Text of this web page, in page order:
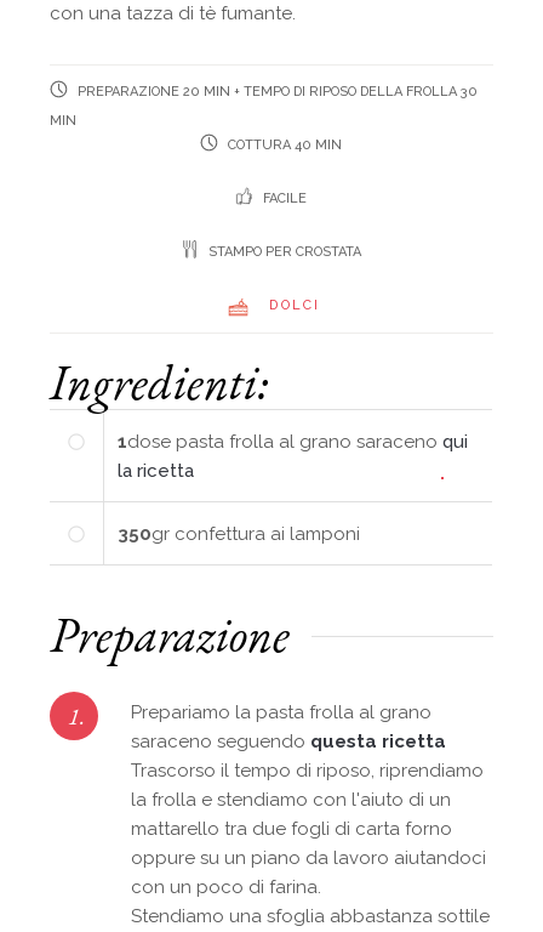
con una tazza di tè fumante.
PREPARAZIONE 20 MIN + TEMPO DI RIPOSO DELLA FROLLA 30
MIN
COTTURA 40 MIN
FACILE
STAMPO PER CROSTATA
DOLCI
Ingredienti:
1dose pasta frolla al grano saraceno qui
la ricetta
350gr confettura ai lamponi
Preparazione
1.
Prepariamo la pasta frolla al grano
saraceno seguendo questa ricetta
Trascorso il tempo di riposo, riprendiamo
la frolla e stendiamo con l'aiuto di un
mattarello tra due fogli di carta forno
oppure su un piano da lavoro aiutandoci
con un poco di farina.
Stendiamo una sfoglia abbastanza sottile